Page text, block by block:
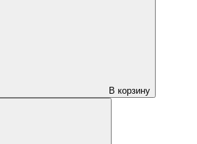
В корзину